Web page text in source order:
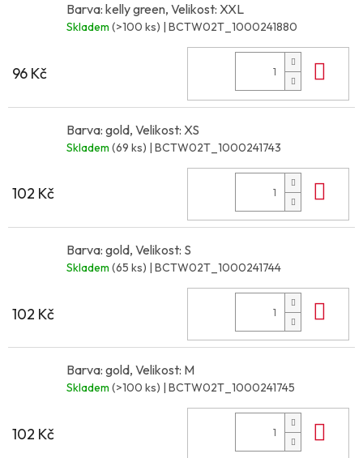
Barva: kelly green, Velikost: XXL
Skladem (>100 ks) | BCTW02T_1000241880
96 Kč
Barva: gold, Velikost: XS
Skladem (69 ks) | BCTW02T_1000241743
102 Kč
Barva: gold, Velikost: S
Skladem (65 ks) | BCTW02T_1000241744
102 Kč
Barva: gold, Velikost: M
Skladem (>100 ks) | BCTW02T_1000241745
102 Kč